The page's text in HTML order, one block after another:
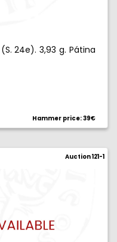
24e). 3,93 g. Pátina
Hammer price: 39€
Auction 121-1